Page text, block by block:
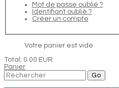
Mot de passe oublié ?
Identifiant oublié ?
Créer un compte
Votre panier est vide
Total: 0.00 EUR
Panier